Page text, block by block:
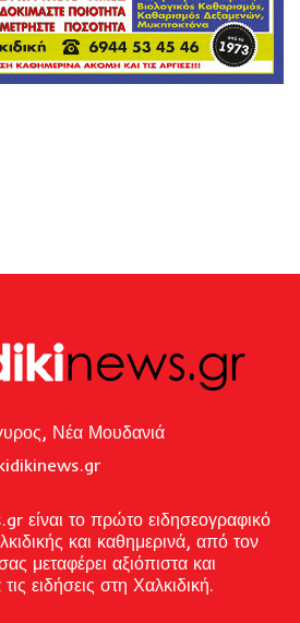
Νέα Μουδανιά
είναι το πρώτο ειδησεογραφικό
και καθημερινά, από τον
μεταφέρει αξιόπιστα και
ειδήσεις στη Χαλκιδική.